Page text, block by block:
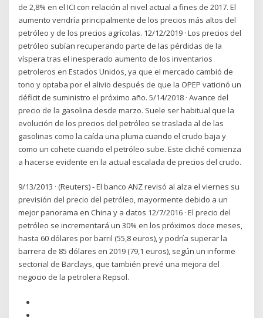
de 2,8% en el ICI con relación al nivel actual a fines de 2017. El
aumento vendría principalmente de los precios más altos del
petróleo y de los precios agrícolas. 12/12/2019 · Los precios del
petróleo subían recuperando parte de las pérdidas de la
víspera tras el inesperado aumento de los inventarios
petroleros en Estados Unidos, ya que el mercado cambió de
tono y optaba por el alivio después de que la OPEP vaticinó un
déficit de suministro el próximo año. 5/14/2018 · Avance del
precio de la gasolina desde marzo. Suele ser habitual que la
evolución de los precios del petróleo se traslada al de las
gasolinas como la caída una pluma cuando el crudo baja y
como un cohete cuando el petróleo sube. Este cliché comienza
a hacerse evidente en la actual escalada de precios del crudo.
9/13/2013 · (Reuters) - El banco ANZ revisó al alza el viernes su
previsión del precio del petróleo, mayormente debido a un
mejor panorama en China y a datos 12/7/2016 · El precio del
petróleo se incrementará un 30% en los próximos doce meses,
hasta 60 dólares por barril (55,8 euros), y podría superar la
barrera de 85 dólares en 2019 (79,1 euros), según un informe
sectorial de Barclays, que también prevé una mejora del
negocio de la petrolera Repsol.